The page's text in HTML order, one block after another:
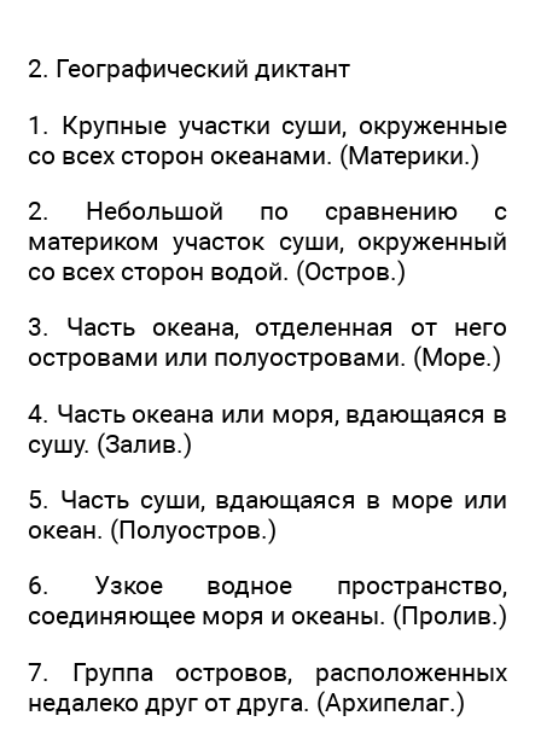
2. Географический диктант
1. Крупные участки суши, окруженные
со всех сторон океанами. (Материки.)
2. Небольшой по сравнению с
материком участок суши, окруженный
со всех сторон водой. (Остров.)
3. Часть океана, отделенная от него
островами или полуостровами. (Море.)
4. Часть океана или моря, вдающаяся в
сушу. (Залив.)
5. Часть суши, вдающаяся в море или
океан. (Полуостров.)
6. Узкое водное пространство,
соединяющее моря и океаны. (Пролив.)
7. Группа островов, расположенных
недалеко друг от друга. (Архипелаг.)